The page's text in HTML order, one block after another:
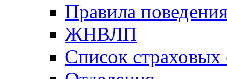
Правила
ЖНВЛП
Список страховых